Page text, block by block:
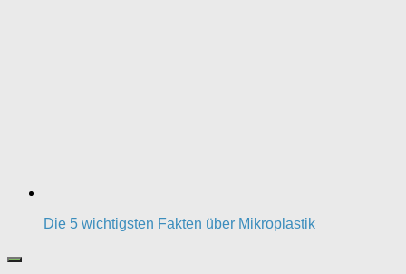
Die 5 wichtigsten Fakten über Mikroplastik